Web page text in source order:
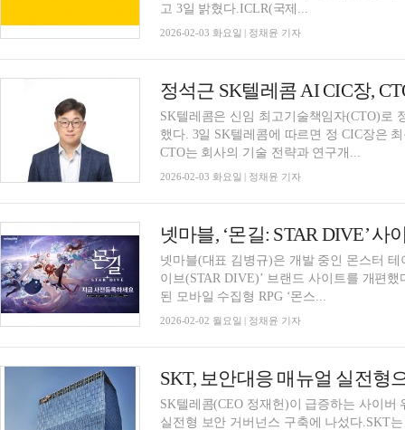
고 3일 밝혔다.ICLR(국제...
2026-02-03 화요일 | 정채윤 기자
정석근 SK텔레콤 AI CIC장,
SK텔레콤은 신임 최고기술책임자(CTO)로
했다. 3일 SK텔레콤에 따르면 정 CIC장은
CTO는 회사의 기술 전략과 연구개...
2026-02-03 화요일 | 정채윤 기자
넷마블, ‘몬길: STAR DIVE’
넷마블(대표 김병규)은 개발 중인 몬스터
이브(STAR DIVE)’ 브랜드 사이트를 개편
된 모바일 수집형 RPG ‘몬스...
2026-02-02 월요일 | 정채윤 기자
SKT, 보안대응 매뉴얼 실전형
SK텔레콤(CEO 정재헌)이 급증하는 사이
실전형 보안 거버넌스 구축에 나섰다.SKT